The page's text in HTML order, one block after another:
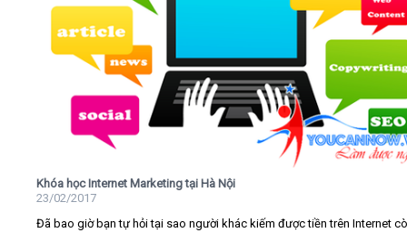
Khóa học Internet Marketing tại Hà Nội
23/02/2017
Đã bao giờ bạn tự hỏi tại sao người khác kiếm được tiền trên Internet